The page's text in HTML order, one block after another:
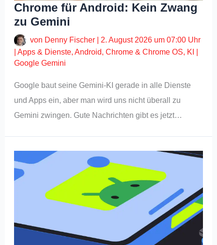
Chrome für Android: Kein Zwang
zu Gemini
von Denny Fischer
2. August 2026 um 07:00 Uhr
|Apps & Dienste,Android,Chrome & Chrome OS, KI
Google Gemini
Google baut seine Gemini-KI gerade in alle Dienste
und Apps ein, aber man wird uns nicht überall zu
Gemini zwingen. Gute Nachrichten gibt es jetzt…